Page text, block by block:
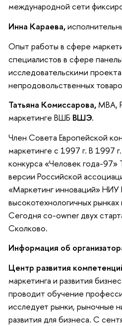
международной сети
Инна Караева,
Опыт работы в сфере
специалистов в сфере
исследовательскими
непродовольственных
Татьяна Комиссарова, MBA,
маркетинге ВШБ ВШЭ.
Член Совета Европейской
маркетинге с 1997 г. В 1997
конкурса «Человек года-
версии Российской
«Маркетинг инноваций»
высокотехнологичных
Сегодня co-owner двух
Сколково.
Информация об
Центр развития
маркетинга и развития
проводит обучение
исследует рынки, рыночные
развития для бизнеса. С